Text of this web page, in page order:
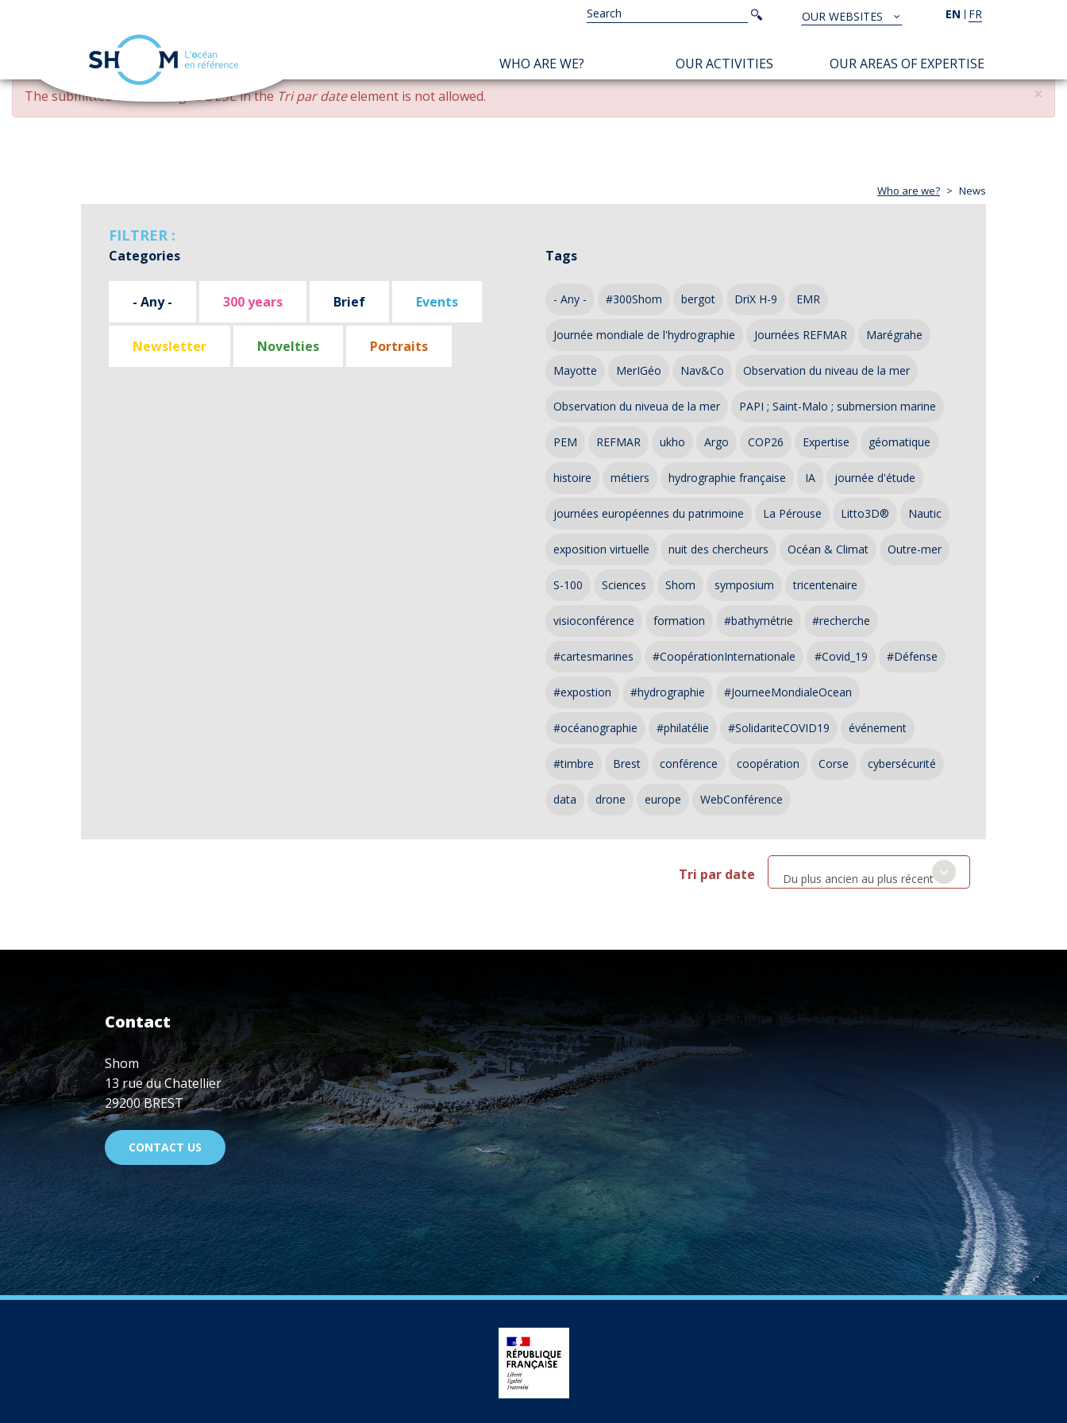
Skip
main
EN FR
TOUS
NOS
SITES
OUR WEBSITES
Search
Search
NAVIGATION
PRINCIPALE
WHO ARE WE? OUR ACTIVITIES OUR AREAS OF EXPERTISE
×
ERROR
MESSAGE
The submitted value changed DESCin theTri par dateelement is not allowed.
Who are we? News
FILTRER :
Categories
- Any - 300 years Brief Events
Newsletter Novelties Portraits
Tags
- Any - #300Shom bergot DriX H-9 EMR
Journée mondiale de l'hydrographie Journées REFMAR Marégrahe
Mayotte MerIGéo Nav&Co Observation du niveau de la mer
Observation du niveua de la mer PAPI ; Saint-Malo ; submersion marine
PEM REFMAR ukho Argo COP26 Expertise géomatique
histoire métiers hydrographie française IA journée d'étude
journées européennes du patrimoine La Pérouse Litto3D® Nautic
exposition virtuelle nuit des chercheurs Océan & Climat Outre-mer
S-100 Sciences Shom symposium tricentenaire
visioconférence formation #bathymétrie #recherche
#cartesmarines #CoopérationInternationale #Covid_19 #Défense
#expostion #hydrographie #JourneeMondialeOcean
#océanographie #philatélie #SolidariteCOVID19 événement
#timbre Brest conférence coopération Corse cybersécurité
data drone europe WebConférence
Tri par date Du plus ancien au plus récent
Contact
Shom
13 rue du Chatellier
29200 BREST
CONTACT US